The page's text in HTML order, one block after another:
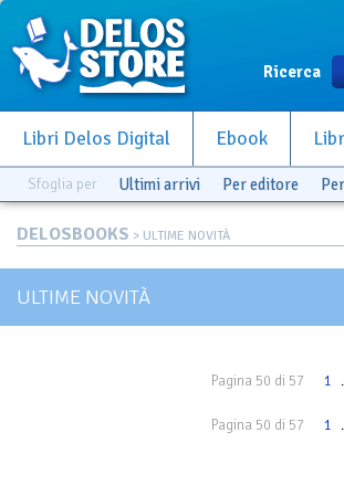
Ricerca
Libri Delos Digital Ebook
Sfoglia per Ultimi arrivi Per editore
DELOSBOOKS > ULTIME NOVITÀ
ULTIME NOVITÀ
Pagina 50 di 57 1
Pagina 50 di 57 1